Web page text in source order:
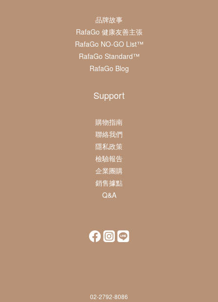
品牌故事
RafaGo 健康友善主張
RafaGo NO-GO List™
RafaGo Standard™
RafaGo Blog
Support
購物指南
聯絡我們
隱私政策
檢驗報告
企業團購
銷售據點
Q&A
02-2792-8086